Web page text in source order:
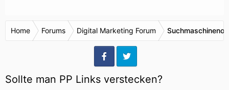
Home Forums Digital Marketing Forum
Sollte man PP Links verstecken?